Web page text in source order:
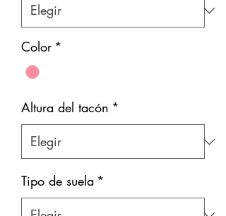
Color *
Altura del tacón *
Tipo de suela *